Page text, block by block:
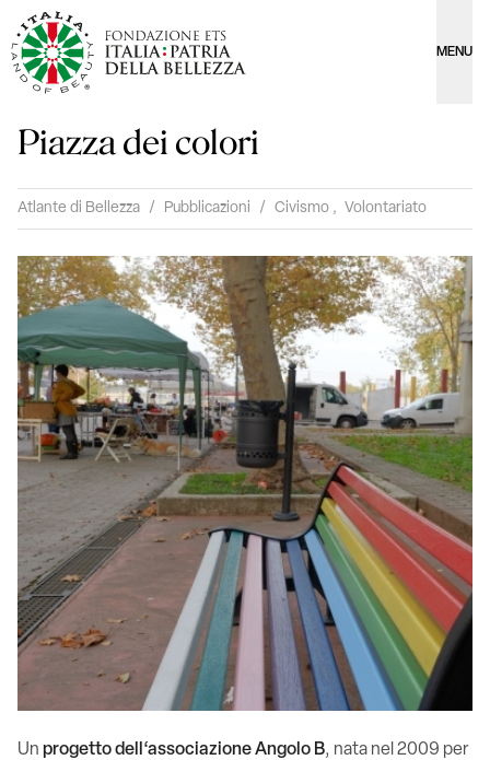
MENU
Piazza dei colori
Atlante di Bellezza / Pubblicazioni / Civismo , Volontariato
Un progetto dell‘associazione Angolo B, nata nel 2009 per